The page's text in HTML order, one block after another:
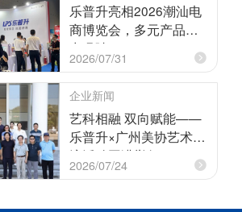
乐普升亮相2026潮汕电
商博览会，多元产品实
力吸睛！
2026/07/31
企业新闻
艺科相融 双向赋能——
乐普升×广州美协艺术交
流活动圆满举行
2026/07/24